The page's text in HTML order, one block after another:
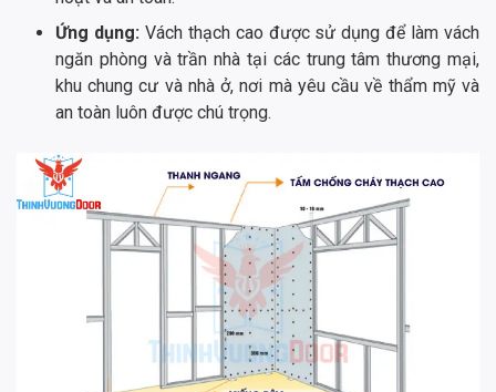
Ứng dụng:Vách thạch cao được sử dụng để làm vách
ngăn phòng và trần nhà tại các trung tâm thương mại,
khu chung cư và nhà ở, nơi mà yêu cầu về thẩm mỹ và
an toàn luôn được chú trọng.